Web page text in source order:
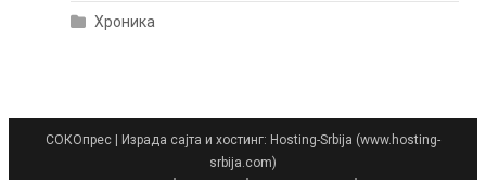
Хроника
СОКОпрес
Израда сајта и хостинг: Hosting-Srbija (www.hosting-
srbija.com)